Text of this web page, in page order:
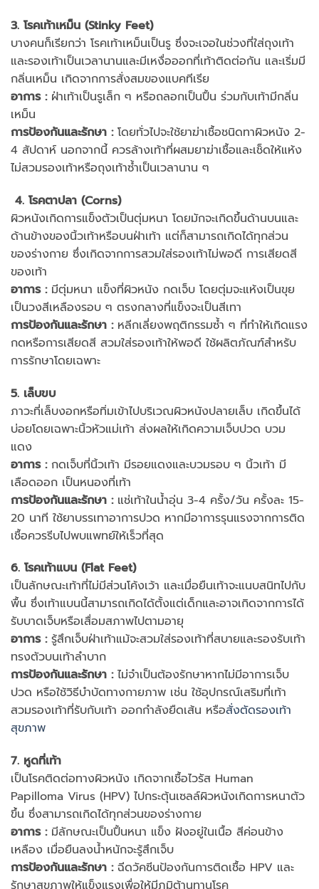
3. โรคเท้าเหม็น (Stinky Feet)
บางคนก็เรียกว่า โรคเท้าเหม็นเป็นรู ซึ่งจะเจอในช่วงที่ใส่ถุงเท้า
และรองเท้าเป็นเวลานานและมีเหงื่อออกที่เท้าติดต่อกัน และเริ่มมี
กลิ่นเหม็น เกิดจากการสั่งสมของแบคทีเรีย
อาการ : ฝ่าเท้าเป็นรูเล็ก ๆ หรือถลอกเป็นปื้น ร่วมกับเท้ามีกลิ่น
เหม็น
การป้องกันและรักษา : โดยทั่วไปจะใช้ยาฆ่าเชื้อชนิดทาผิวหนัง 2-
4 สัปดาห์ นอกจากนี้ ควรล้างเท้าที่ผสมยาฆ่าเชื้อและเช็ดให้แห้ง
ไม่สวมรองเท้าหรือถุงเท้าซ้ำเป็นเวลานาน ๆ
4. โรคตาปลา (Corns)
ผิวหนังเกิดการแข็งตัวเป็นตุ่มหนา โดยมักจะเกิดขึ้นด้านบนและ
ด้านข้างของนิ้วเท้าหรือบนฝ่าเท้า แต่ก็สามารถเกิดได้ทุกส่วน
ของร่างกาย ซึ่งเกิดจากการสวมใส่รองเท้าไม่พอดี การเสียดสี
ของเท้า
อาการ : มีตุ่มหนา แข็งที่ผิวหนัง กดเจ็บ โดยตุ่มจะแห้งเป็นขุย
เป็นวงสีเหลืองรอบ ๆ ตรงกลางที่แข็งจะเป็นสีเทา
การป้องกันและรักษา : หลีกเลี่ยงพฤติกรรมซ้ำ ๆ ที่ทำให้เกิดแรง
กดหรือการเสียดสี สวมใส่รองเท้าให้พอดี ใช้ผลิตภัณฑ์สำหรับ
การรักษาโดยเฉพาะ
5. เล็บขบ
ภาวะที่เล็บงอกหรือทิ่มเข้าไปบริเวณผิวหนังปลายเล็บ เกิดขึ้นได้
บ่อยโดยเฉพาะนิ้วหัวแม่เท้า ส่งผลให้เกิดความเจ็บปวด บวม
แดง
อาการ :กดเจ็บที่นิ้วเท้า มีรอยแดงและบวมรอบ ๆ นิ้วเท้า มี
เลือดออก เป็นหนองที่เท้า
การป้องกันและรักษา :แช่เท้าในน้ำอุ่น 3-4 ครั้ง/วัน ครั้งละ 15-
20 นาที ใช้ยาบรรเทาอาการปวด หากมีอาการรุนแรงจากการติด
เชื้อควรรีบไปพบแพทย์ให้เร็วที่สุด
6. โรคเท้าแบน (Flat Feet)
เป็นลักษณะเท้าที่ไม่มีส่วนโค้งเว้า และเมื่อยืนเท้าจะแนบสนิทไปกับ
พื้น ซึ่งเท้าแบนนี้สามารถเกิดได้ตั้งแต่เด็กและอาจเกิดจากการได้
รับบาดเจ็บหรือเสื่อมสภาพไปตามอายุ
อาการ :รู้สึกเจ็บฝ่าเท้าแม้จะสวมใส่รองเท้าที่สบายและรองรับเท้า
ทรงตัวบนเท้าลำบาก
การป้องกันและรักษา :ไม่จำเป็นต้องรักษาหากไม่มีอาการเจ็บ
ปวด หรือใช้วิธีบำบัดทางกายภาพ เช่น ใช้อุปกรณ์เสริมที่เท้า
สวมรองเท้าที่รับกับเท้า ออกกำลังยืดเส้น หรือสั่งตัดรองเท้า
สุขภาพ
7. หูดที่เท้า
เป็นโรคติดต่อทางผิวหนัง เกิดจากเชื้อไวรัส Human
Papilloma Virus (HPV) ไปกระตุ้นเซลล์ผิวหนังเกิดการหนาตัว
ขึ้น ซึ่งสามารถเกิดได้ทุกส่วนของร่างกาย
อาการ :มีลักษณะเป็นปื้นหนา แข็ง ฝังอยู่ในเนื้อ สีค่อนข้าง
เหลือง เมื่อยืนลงน้ำหนักจะรู้สึกเจ็บ
การป้องกันและรักษา :ฉีดวัคซีนป้องกันการติดเชื้อ HPV และ
รักษาสุขภาพให้แข็งแรงเพื่อให้มีภูมิต้านทานโรค